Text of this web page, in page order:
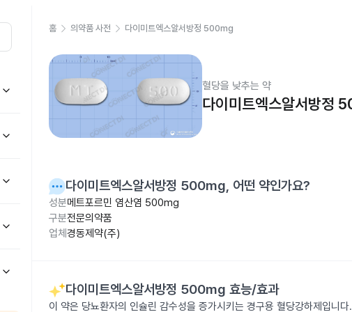
홈 의약품 사전 다이미트엑스알서방정 500mg
혈당을 낮추는 약
다이미트엑스알서방정
다이미트엑스알서방정 500mg, 어떤 약인가요?
성분메트포르민 염산염 500mg
구분전문의약품
업체 경동제약(주)
다이미트엑스알서방정 500mg 효능/효과
이 약은 당뇨환자의 인슐린 감수성을 증가시키는 경구용 혈당강하제입니다.